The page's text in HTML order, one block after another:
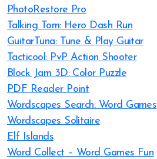
PhotoRestore Pro
Talking Tom: Hero Dash Run
GuitarTuna: Tune & Play Guitar
Tacticool: PvP Action Shooter
Block Jam 3D: Color Puzzle
PDF Reader Point
Wordscapes Search: Word Games
Wordscapes Solitaire
Elf Islands
Word Collect – Word Games Fun